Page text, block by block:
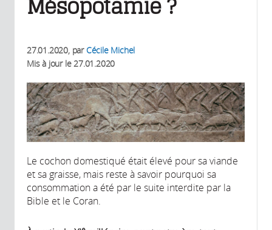
Mésopotamie ?
27.01.2020, parCécile Michel
Mis à jour le27.01.2020
Le cochon domestiqué était élevé pour sa viande
et sa graisse, mais reste à savoir pourquoi sa
consommation a été par le suite interdite par la
Bible et le Coran.